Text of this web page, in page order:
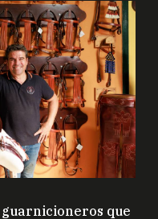
guarnicioneros que